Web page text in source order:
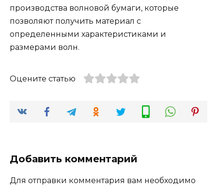
производства волновой бумаги, которые
позволяют получить материал с
определенными характеристиками и
размерами волн.
Оцените статью
Добавить комментарий
Для отправки комментария вам необходимо